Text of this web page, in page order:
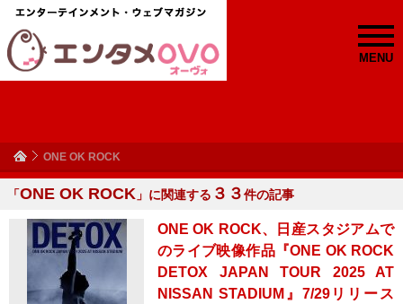
MENU
ONE OK ROCK
「ONE OK ROCK 」に関連する ３３件の記事
ONE OK ROCK、日産スタジアムで
のライブ映像作品『ONE OK ROCK
DETOX JAPAN TOUR 2025 AT
NISSAN STADIUM』7/29リリース